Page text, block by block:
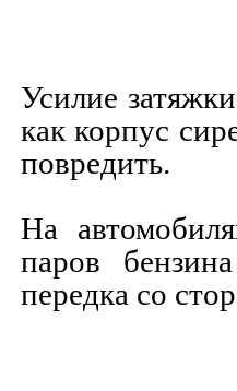
Усилие
как корпус
повредить.
На
паров
передка со